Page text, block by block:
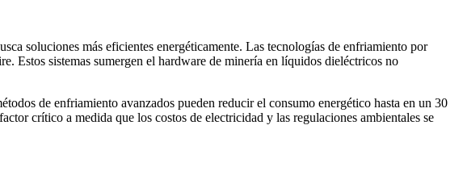
soluciones más eficientes energéticamente. Las tecnologías de enfriamiento por
Estos sistemas sumergen el hardware de minería en líquidos dieléctricos no
de enfriamiento avanzados pueden reducir el consumo energético hasta en un 30
crítico a medida que los costos de electricidad y las regulaciones ambientales se